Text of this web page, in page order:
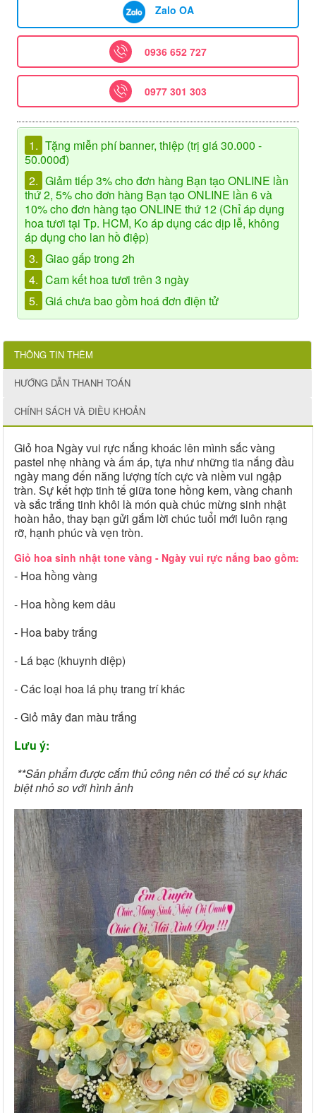
Zalo OA
0936 652 727
0977 301 303
1. Tặng miễn phí banner, thiệp (trị giá 30.000 -
50.000đ)
2. Giảm tiếp 3% cho đơn hàng Bạn tạo ONLINE lần
thứ 2, 5% cho đơn hàng Bạn tạo ONLINE lần 6 và
10% cho đơn hàng tạo ONLINE thứ 12 (Chỉ áp dụng
hoa tươi tại Tp. HCM, Ko áp dụng các dịp lễ, không
áp dụng cho lan hồ điệp)
3. Giao gấp trong 2h
4. Cam kết hoa tươi trên 3 ngày
5. Giá chưa bao gồm hoá đơn điện tử
THÔNG TIN THÊM
HƯỚNG DẪN THANH TOÁN
CHÍNH SÁCH VÀ ĐIỀU KHOẢN
Giỏ hoa Ngày vui rực nắng khoác lên mình sắc vàng
pastel nhẹ nhàng và ấm áp, tựa như những tia nắng đầu
ngày mang đến năng lượng tích cực và niềm vui ngập
tràn. Sự kết hợp tinh tế giữa tone hồng kem, vàng chanh
và sắc trắng tinh khôi là món quà chúc mừng sinh nhật
hoàn hảo, thay bạn gửi gắm lời chúc tuổi mới luôn rạng
rỡ, hạnh phúc và vẹn tròn.
Giỏ hoa sinh nhật tone vàng - Ngày vui rực nắng bao gồm:
- Hoa hồng vàng
- Hoa hồng kem dâu
- Hoa baby trắng
- Lá bạc (khuynh diệp)
- Các loại hoa lá phụ trang trí khác
- Giỏ mây đan màu trắng
Lưu ý:
**Sản phẩm được cắm thủ công nên có thể có sự khác
biệt nhỏ so với hình ảnh